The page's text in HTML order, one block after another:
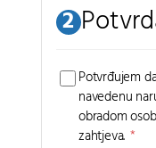
2
Potvrđujem
navedenu
obradom
zahtjeva. *